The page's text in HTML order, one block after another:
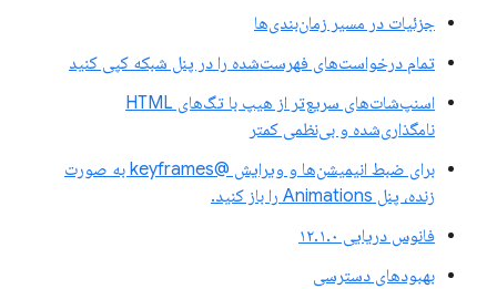
جزئیات در مسیر زمان‌بندی‌ها
تمام درخواست‌های فهرست‌شده را در پنل شبکه کپی کنید
اسنپ‌شات‌های سریع‌تر از هیپ با تگ‌های HTML
نامگذاری‌شده و بی‌نظمی کمتر
برای ضبط انیمیشن‌ها و ویرایش @keyframes به صورت
زنده، پنل Animations را باز کنید.
فانوس دریایی ۱۲.۱.۰
بهبودهای دسترسی